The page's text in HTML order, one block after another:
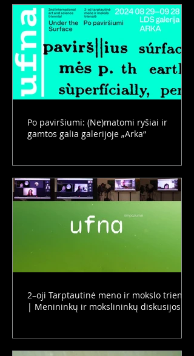
Po paviršiumi: (Ne)matomi ryšiai ir
gamtos galia galerijoje „Arka“
2–oji Tarptautinė meno ir mokslo trienalė
| Menininkų ir mokslininkų diskusijos